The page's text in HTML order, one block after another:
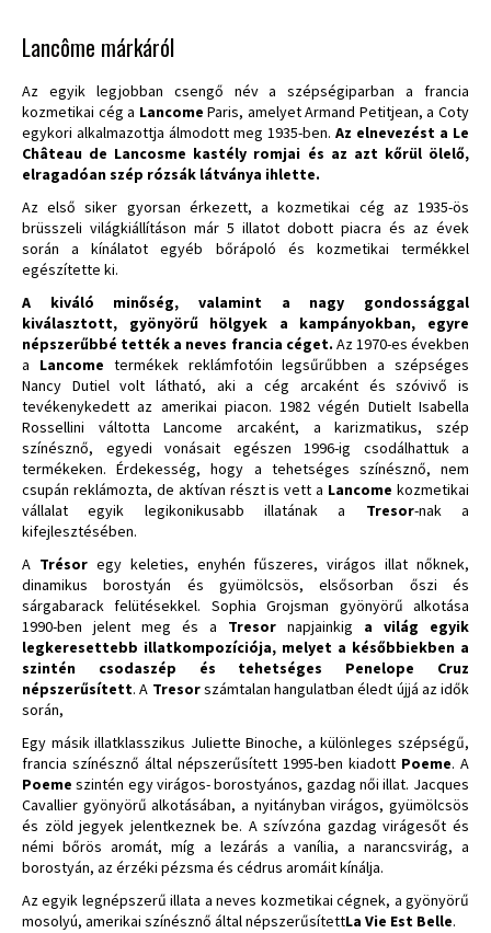
Lancôme márkáról
Az egyik legjobban csengő név a szépségiparban a francia
kozmetikai cég a Lancome Paris, amelyet Armand Petitjean, a Coty
egykori alkalmazottja álmodott meg 1935-ben. Az elnevezést a Le
Château de Lancosme kastély romjai és az azt kőrül ölelő,
elragadóan szép rózsák látványa ihlette.
Az első siker gyorsan érkezett, a kozmetikai cég az 1935-ös
brüsszeli világkiállításon már 5 illatot dobott piacra és az évek
során a kínálatot egyéb bőrápoló és kozmetikai termékkel
egészítette ki.
A kiváló minőség, valamint a nagy gondossággal
kiválasztott, gyönyörű hölgyek a kampányokban, egyre
népszerűbbé tették a neves francia céget. Az 1970-es években
a Lancome termékek reklámfotóin legsűrűbben a szépséges
Nancy Dutiel volt látható, aki a cég arcaként és szóvivő is
tevékenykedett az amerikai piacon. 1982 végén Dutielt Isabella
Rossellini váltotta Lancome arcaként, a karizmatikus, szép
színésznő, egyedi vonásait egészen 1996-ig csodálhattuk a
termékeken. Érdekesség, hogy a tehetséges színésznő, nem
csupán reklámozta, de aktívan részt is vett a Lancome kozmetikai
vállalat egyik legikonikusabb illatának a Tresor-nak a
kifejlesztésében.
A Trésoregy keleties, enyhén fűszeres, virágos illat nőknek,
dinamikus borostyán és gyümölcsös, elsősorban őszi és
sárgabarack felütésekkel. Sophia Grojsman gyönyörű alkotása
1990-ben jelent meg és a Tresor napjainkig a világ egyik
legkeresettebb illatkompozíciója, melyet a későbbiekben a
szintén csodaszép és tehetséges Penelope Cruz
népszerűsített. A Tresorszámtalan hangulatban éledt újjá az idők
során,
Egy másik illatklasszikus Juliette Binoche, a különleges szépségű,
francia színésznő által népszerűsített 1995-ben kiadott Poeme. A
Poemeszintén egy virágos- borostyános, gazdag női illat. Jacques
Cavallier gyönyörű alkotásában, a nyitányban virágos, gyümölcsös
és zöld jegyek jelentkeznek be. A szívzóna gazdag virágesőt és
némi bőrös aromát, míg a lezárás a vanília, a narancsvirág, a
borostyán, az érzéki pézsma és cédrus aromáit kínálja.
Az egyik legnépszerű illata a neves kozmetikai cégnek, a gyönyörű
mosolyú, amerikai színésznő által népszerűsítettLa Vie Est Belle.